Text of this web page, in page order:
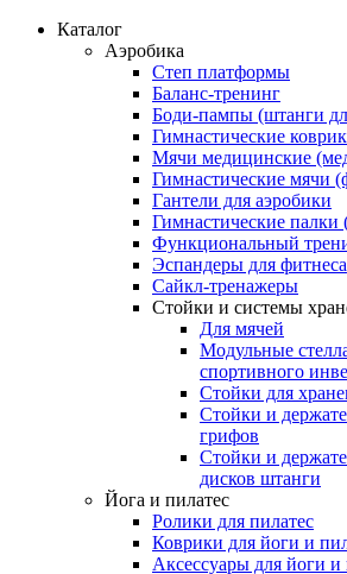
Каталог
Аэробика
Степ платформы
Баланс-тренинг
Боди-пампы (штанги
Гимнастические
Мячи медицинские
Гимнастические мячи
Гантели для аэробики
Гимнастические палки
Функциональный
Эспандеры для фитнеса
Сайкл-тренажеры
Стойки и системы
Для мячей
Модульные
спортивного
Стойки для
Стойки и
грифов
Стойки и
дисков штанги
Йога и пилатес
Ролики для пилатес
Коврики для йоги и
Аксессуары для йоги и